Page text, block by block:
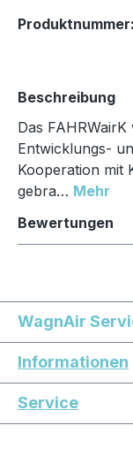
Produktnummer:
Beschreibung
Das
Entwicklungs-
Kooperation mit
gebra… Mehr
Bewertungen
WagnAir
Informationen
Service